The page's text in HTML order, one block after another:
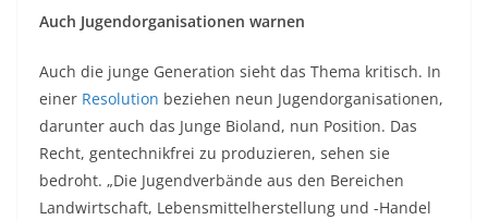
Auch Jugendorganisationen warnen
Auch die junge Generation sieht das Thema kritisch. In
einer Resolution beziehen neun Jugendorganisationen,
darunter auch das Junge Bioland, nun Position. Das
Recht, gentechnikfrei zu produzieren, sehen sie
bedroht. „Die Jugendverbände aus den Bereichen
Landwirtschaft, Lebensmittelherstellung und -Handel